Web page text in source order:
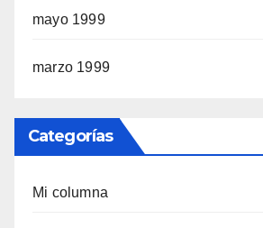
mayo 1999
marzo 1999
Categorías
Mi columna